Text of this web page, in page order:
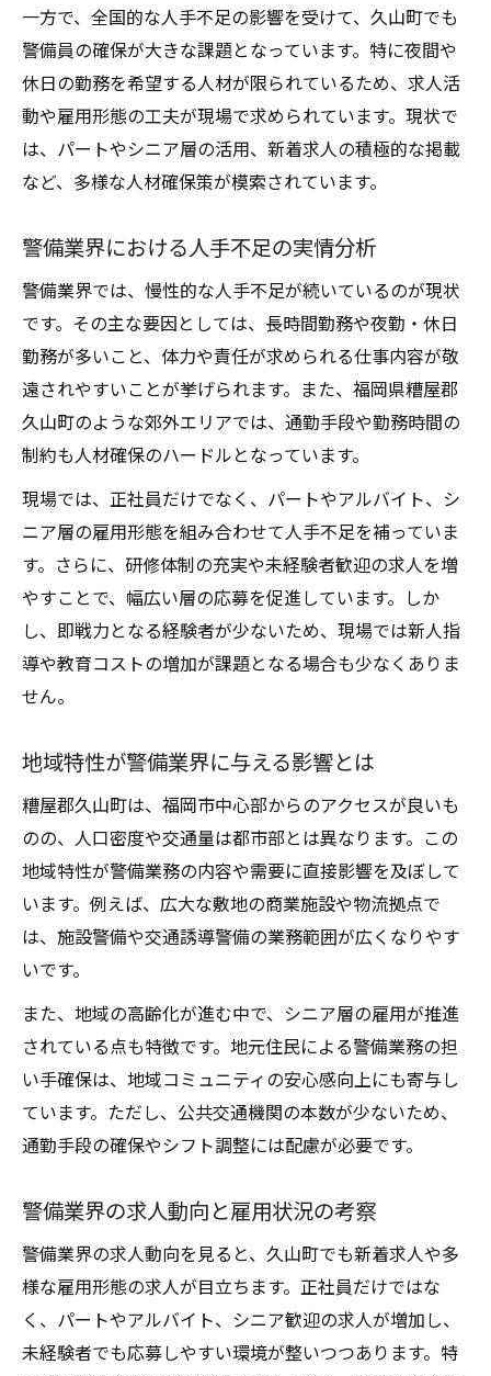
業務効率化に向けた現場改善の取り組み
警備の仕事を考えるなら知っておきたい現状
警備職に求められるスキルと仕事内容
未経験から警備業界へ転職する際の注意
警備業界でよくある悩みと現場の声
応募前に知るべき警備業界の現実と魅力
職場環境の改善が警備業界にもたらす影響
警備現場の労働環境改善最新トレンド
働きやすい警備職場の特徴と選び方
職場環境向上が定着率に与える好影響
警備業界で注目されるホワイト企業の条件
現場経験者が語る職場改善の実例紹介
警備業界の課題と久山町地域特性の関係性
警備業界が直面する主な課題とは何か
久山町の地域特性が警備業界へ与える影響
人手不足問題と地域雇用の現状分析
警備の現場で感じる課題とその解決策
一方で、全国的な人手不足の影響を受けて、久山町でも
警備員の確保が大きな課題となっています。特に夜間や
休日の勤務を希望する人材が限られているため、求人活
動や雇用形態の工夫が現場で求められています。現状で
は、パートやシニア層の活用、新着求人の積極的な掲載
など、多様な人材確保策が模索されています。
警備業界における人手不足の実情分析
警備業界では、慢性的な人手不足が続いているのが現状
です。その主な要因としては、長時間勤務や夜勤・休日
勤務が多いこと、体力や責任が求められる仕事内容が敬
遠されやすいことが挙げられます。また、福岡県糟屋郡
久山町のような郊外エリアでは、通勤手段や勤務時間の
制約も人材確保のハードルとなっています。
現場では、正社員だけでなく、パートやアルバイト、シ
ニア層の雇用形態を組み合わせて人手不足を補っていま
す。さらに、研修体制の充実や未経験者歓迎の求人を増
やすことで、幅広い層の応募を促進しています。しか
し、即戦力となる経験者が少ないため、現場では新人指
導や教育コストの増加が課題となる場合も少なくありま
せん。
地域特性が警備業界に与える影響とは
糟屋郡久山町は、福岡市中心部からのアクセスが良いも
のの、人口密度や交通量は都市部とは異なります。この
地域特性が警備業務の内容や需要に直接影響を及ぼして
います。例えば、広大な敷地の商業施設や物流拠点で
は、施設警備や交通誘導警備の業務範囲が広くなりやす
いです。
また、地域の高齢化が進む中で、シニア層の雇用が推進
されている点も特徴です。地元住民による警備業務の担
い手確保は、地域コミュニティの安心感向上にも寄与し
ています。ただし、公共交通機関の本数が少ないため、
通勤手段の確保やシフト調整には配慮が必要です。
警備業界の求人動向と雇用状況の考察
警備業界の求人動向を見ると、久山町でも新着求人や多
様な雇用形態の求人が目立ちます。正社員だけではな
く、パートやアルバイト、シニア歓迎の求人が増加し、
未経験者でも応募しやすい環境が整いつつあります。特